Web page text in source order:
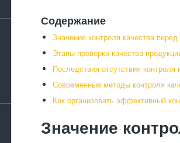
Содержание
Значение контроля качества перед
Этапы проверки качества
Последствия отсутствия контроля
Современные методы контроля
Как организовать эффективный
Значение